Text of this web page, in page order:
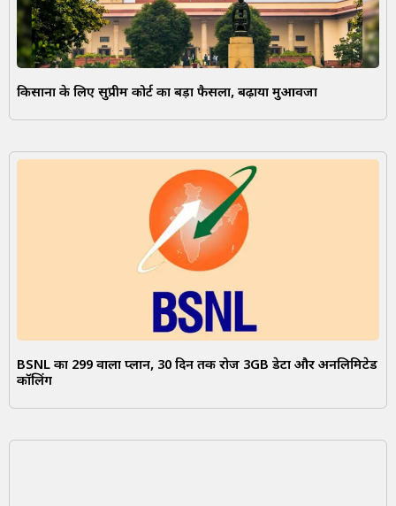
किसानों के लिए सुप्रीम कोर्ट का बड़ा फैसला, बढ़ाया मुआवजा
BSNL का ₹299 वाला प्लान, 30 दिन तक रोज 3GB डेटा और अनलिमिटेड
कॉलिंग